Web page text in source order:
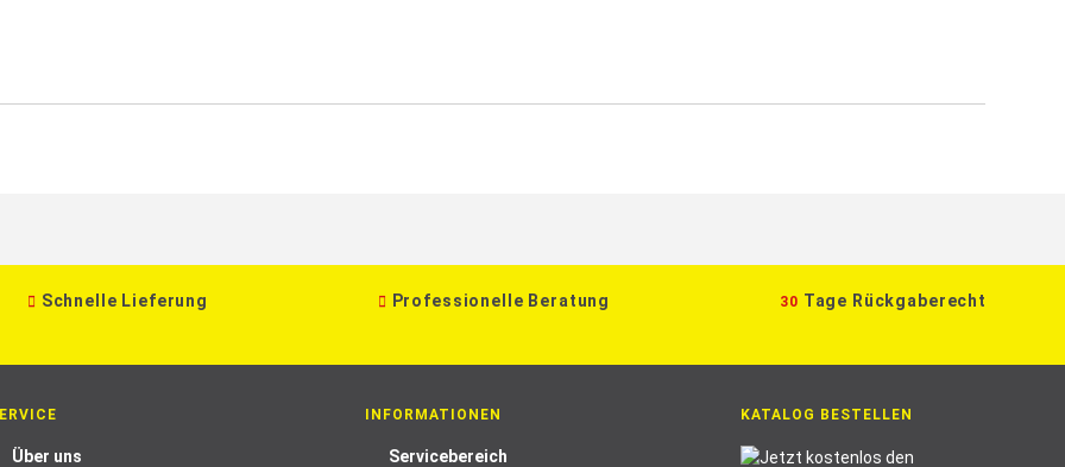
Schnelle Lieferung Professionelle Beratung 30 Tage Rückgaberecht
Über uns
INFORMATIONEN
Servicebereich
KATALOG BESTELLEN